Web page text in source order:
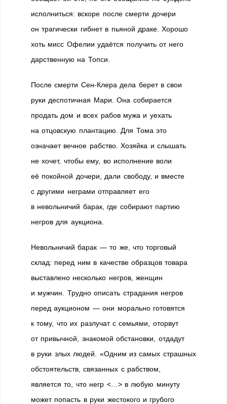
исполниться: вскоре после смерти дочери
он трагически гибнет в пьяной драке. Хорошо
хоть мисс Офелии удаётся получить от него
дарственную на Топси.
После смерти Сен-Клера дела берет в свои
руки деспотичная Мари. Она собирается
продать дом и всех рабов мужа и уехать
на отцовскую плантацию. Для Тома это
означает вечное рабство. Хозяйка и слышать
не хочет, чтобы ему, во исполнение воли
её покойной дочери, дали свободу, и вместе
с другими неграми отправляет его
в невольничий барак, где собирают партию
негров для аукциона.
Невольничий барак — то же, что торговый
склад: перед ним в качестве образцов товара
выставлено несколько негров, женщин
и мужчин. Трудно описать страдания негров
перед аукционом — они морально готовятся
к тому, что их разлучат с семьями, оторвут
от привычной, знакомой обстановки, отдадут
в руки злых людей. «Одним из самых страшных
обстоятельств, связанных с рабством,
является то, что негр <…> в любую минуту
может попасть в руки жестокого и грубого